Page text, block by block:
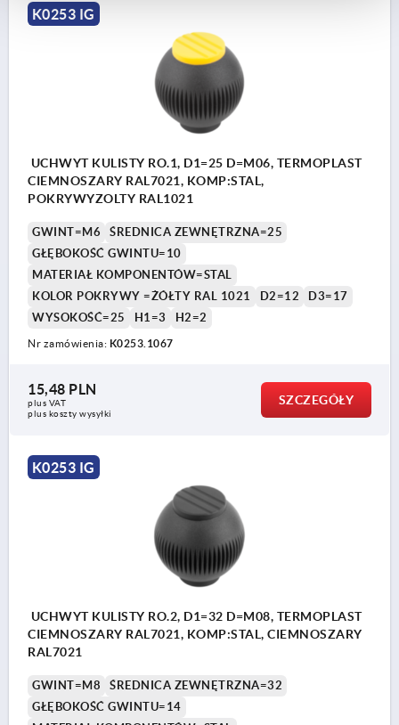
K0253 IG
UCHWYT KULISTY RO.1, D1=25 D=M06, TERMOPLAST
CIEMNOSZARY RAL7021, KOMP:STAL,
POKRYWYZOLTY RAL1021
GWINT=M6
ŚREDNICA ZEWNĘTRZNA=25
GŁĘBOKOŚĆ GWINTU=10
MATERIAŁ KOMPONENTÓW=STAL
KOLOR POKRYWY =ŻÓŁTY RAL 1021
D2=12
D3=17
WYSOKOŚĆ=25
H1=3 H2=2
Nr zamówienia: K0253.1067
15,48 PLN
plus VAT
plus koszty wysyłki
SZCZEGÓŁY
K0253 IG
UCHWYT KULISTY RO.2, D1=32 D=M08, TERMOPLAST
CIEMNOSZARY RAL7021, KOMP:STAL, CIEMNOSZARY
RAL7021
GWINT=M8
ŚREDNICA ZEWNĘTRZNA=32
GŁĘBOKOŚĆ GWINTU=14